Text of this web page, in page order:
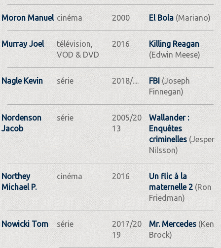
Moron Manuel cinéma 2000 El Bola(Mariano)
Murray Joel
télévision,
VOD & DVD
2016
Killing Reagan
(Edwin Meese)
Nagle Kevin série 2018/.... FBI (Joseph
Finnegan)
Nordenson
Jacob
série
2005/20
13
Wallander :
Enquêtes
criminelles(Jesper
Nilsson)
Northey
Michael P.
cinéma 2016
Un flic à la
maternelle 2(Ron
Friedman)
Nowicki Tom série
2017/20
19
Mr. Mercedes(Ken
Brock)